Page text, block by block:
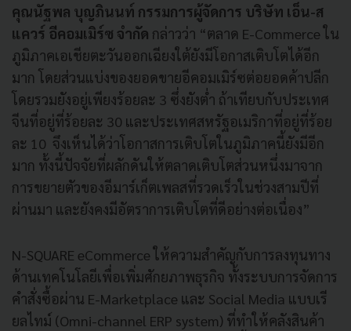
คุณนัฐพล บุญภินนท์ กรรมการผู้จัดการ บริษัท เอ็น-ส
แควร์ อีคอมเมิร์ซ จำกัด กล่าวว่า “ตลาด E-Commerce ใน
ภูมิภาคเอเชียตะวันออกเฉียงใต้ยังมีโอกาสเติบโตได้อีก
มาก โดยส่วนแบ่งของยอดขายอีคอมเมิร์ซต่อยอดค้าปลีก
โดยรวมยังอยู่เพียงร้อยละ 3 ซึ่งยังต่ำ ถ้าเทียบกับประเทศ
จีนที่อยู่ที่ร้อยละ 30 และประเทศสหรัฐอเมริกาที่อยู่ที่ร้อย
ละ 10 จึงเห็นได้ว่าโอกาสการเติบโตในภูมิภาคนี้ยังมีอีก
มาก ทั้งนี้ปัจจัยที่ผลักดันให้ตลาดเติบโตส่วนหนึ่งมาจาก
การขยายตัวของอีมาร์เก็ตเพลสที่รวดเร็วในช่วงสามปีที่
ผ่านมา และยังคงมีอัตราการเติบโตที่ดีอย่างต่อเนื่อง”
N-SQUARE eCommerce ให้ความสำคัญกับการลงทุนทาง
ด้านเทคโนโลยีเพื่อเพิ่มศักยภาพธุรกิจ ทั้งระบบการจัดการ
คำสั่งซื้อผ่าน E-Marketplace และ Social Media แบบเรี
ยลไทม์ (Omni-channel ERP system) ที่ทำให้คลังสินค้า